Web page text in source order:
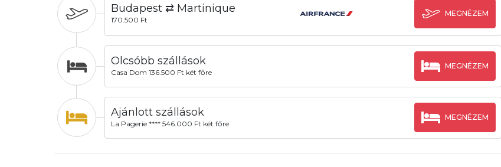
Budapest ⇄ Martinique
170.500 Ft
MEGNÉZEM
Olcsóbb szállások
Casa Dom 136.500 Ft két főre
MEGNÉZEM
Ajánlott szállások
La Pagerie **** 546.000 Ft két főre
MEGNÉZEM